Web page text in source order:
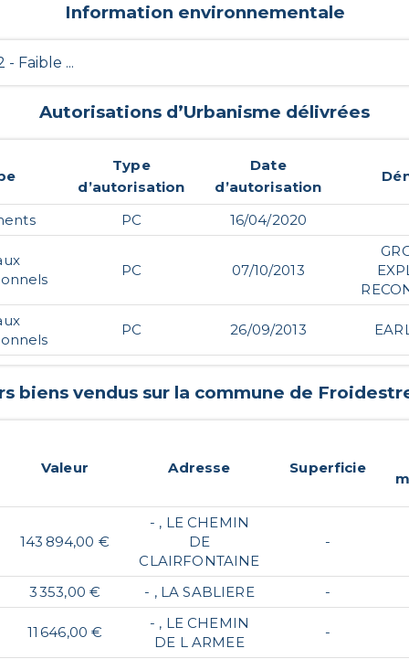
Information environnementale
- Faible ...
Autorisations d’Urbanisme délivrées
Type
d’autorisation
Date
d’autorisation
PC 16/04/2020
PC 07/10/2013
PC 26/09/2013
biens vendus sur la commune de
Valeur Adresse Superficie
143 894,00 €
- , LE CHEMIN
DE
CLAIRFONTAINE
-
3 353,00 € - , LA SABLIERE -
11 646,00 €
- , LE CHEMIN
DE L ARMEE
-